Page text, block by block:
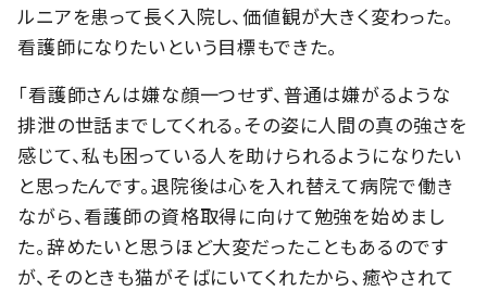
ルニアを患って長く入院し、価値観が大きく変わった。
看護師になりたいという目標もできた。
「看護師さんは嫌な顔一つせず、普通は嫌がるような
排泄の世話までしてくれる。その姿に人間の真の強さを
感じて、私も困っている人を助けられるようになりたい
と思ったんです。退院後は心を入れ替えて病院で働き
ながら、看護師の資格取得に向けて勉強を始めまし
た。辞めたいと思うほど大変だったこともあるのです
が、そのときも猫がそばにいてくれたから、癒やされて